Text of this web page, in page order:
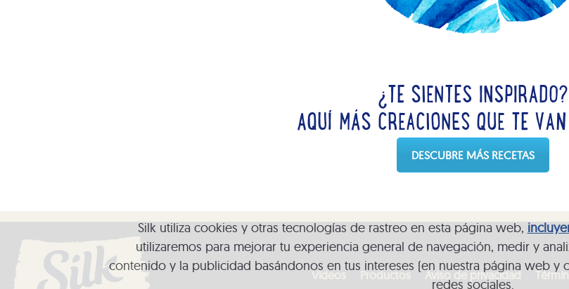
¿TE SIENTES INSPIRADO?
AQUÍ MÁS CREACIONES QUE TE
DESCUBRE MÁS RECETAS
Videos Productos Aviso de privacidad
Silk utiliza cookies y otras tecnologías de rastreo en esta página web,
utilizaremos para mejorar tu experiencia general de navegación, medir y
contenido y la publicidad basándonos en tus intereses (en nuestra página web
redes sociales.